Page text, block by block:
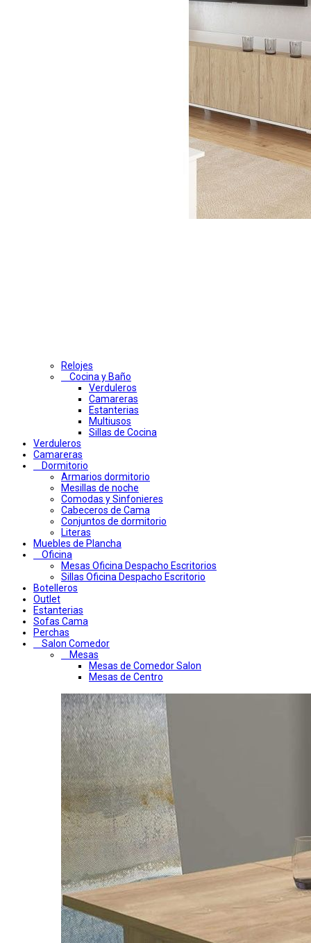
Relojes
Cocina y Baño
Verduleros
Camareras
Estanterias
Multiusos
Sillas de Cocina
Verduleros
Camareras
Dormitorio
Armarios dormitorio
Mesillas de noche
Comodas y Sinfonieres
Cabeceros de Cama
Conjuntos de dormitorio
Literas
Muebles de Plancha
Oficina
Mesas Oficina Despacho Escritorios
Sillas Oficina Despacho Escritorio
Botelleros
Outlet
Estanterias
Sofas Cama
Perchas
Salon Comedor
Mesas
Mesas de Comedor Salon
Mesas de Centro